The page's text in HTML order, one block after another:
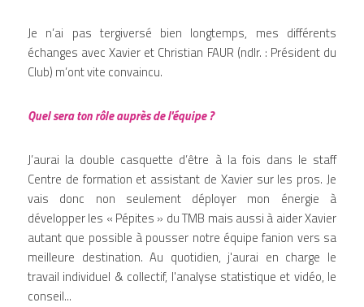
Je n’ai pas tergiversé bien longtemps, mes différents
échanges avec Xavier et Christian FAUR (ndlr. : Président du
Club) m’ont vite convaincu.
Quel sera ton rôle auprès de l'équipe ?
J’aurai la double casquette d’être à la fois dans le staff
Centre de formation et assistant de Xavier sur les pros. Je
vais donc non seulement déployer mon énergie à
développer les « Pépites » du TMB mais aussi à aider Xavier
autant que possible à pousser notre équipe fanion vers sa
meilleure destination. Au quotidien, j'aurai en charge le
travail individuel & collectif, l'analyse statistique et vidéo, le
conseil...